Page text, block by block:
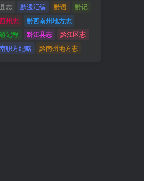
志 黔遗汇编 黔语
黔记
州志
黔西南州地方志
记程 黔江县志
黔江区志
职方纪略 黔南州地方志